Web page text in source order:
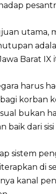
utama,
Barat IX
harus
korban
bukan
dari sisi
sistem
di
kanal